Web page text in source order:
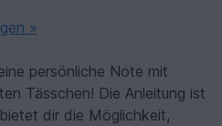
»
persönliche Note mit
Tässchen! Die Anleitung ist
dir die Möglichkeit,